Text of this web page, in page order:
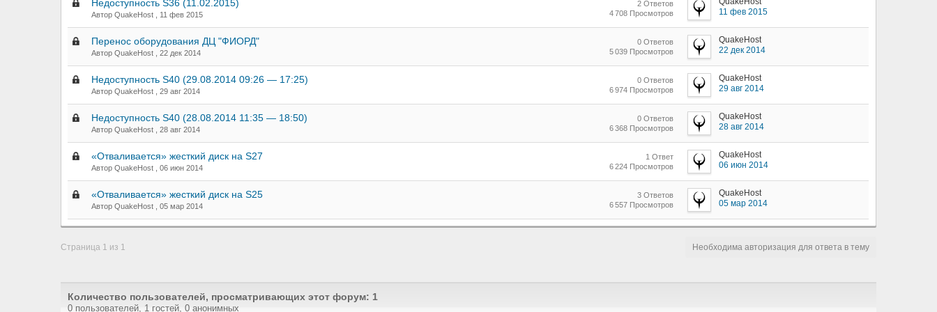
Недоступность S36 (11.02.2015)
Автор QuakeHost , 11 фев 2015
2 Ответов
4 708 Просмотров
11 фев 2015
Перенос оборудования ДЦ "ФИОРД"
Автор QuakeHost ,22 дек 2014
0 Ответов
5 039 Просмотров
QuakeHost
22 дек 2014
Недоступность S40 (29.08.2014 09:26 — 17:25)
Автор QuakeHost ,29 авг 2014
0 Ответов
6 974 Просмотров
QuakeHost
29 авг 2014
Недоступность S40 (28.08.2014 11:35 — 18:50)
Автор QuakeHost ,28 авг 2014
0 Ответов
6 368 Просмотров
QuakeHost
28 авг 2014
«Отваливается» жесткий диск на S27
Автор QuakeHost ,06 июн 2014
1 Ответ
6 224 Просмотров
QuakeHost
06 июн 2014
«Отваливается» жесткий диск на S25
Автор QuakeHost ,05 мар 2014
3 Ответов
6 557 Просмотров
QuakeHost
05 мар 2014
Страница 1 из 1 Необходима авторизация для ответа в тему
Количество пользователей, просматривающих этот форум: 1
0 пользователей, 1 гостей, 0 анонимных